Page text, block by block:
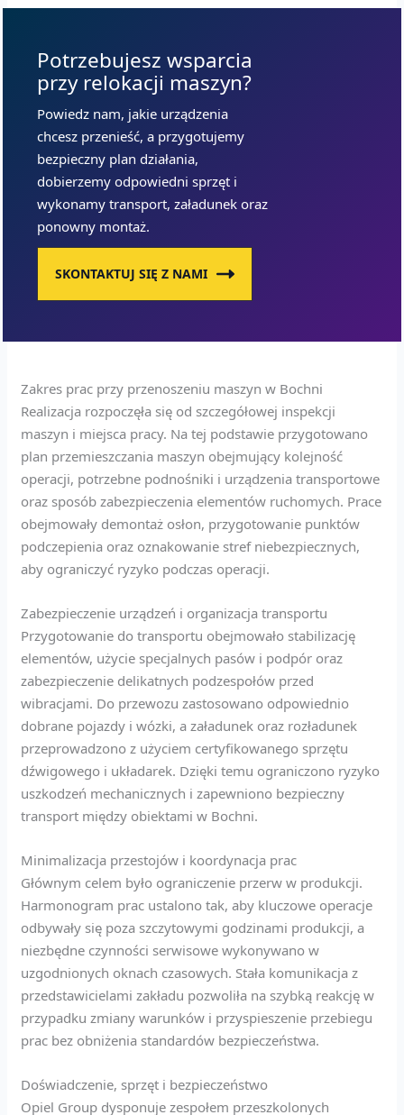
Potrzebujesz wsparcia
przy relokacji maszyn?
Powiedz nam, jakie urządzenia
chcesz przenieść, a przygotujemy
bezpieczny plan działania,
dobierzemy odpowiedni sprzęt i
wykonamy transport, załadunek oraz
ponowny montaż.
SKONTAKTUJ SIĘ Z NAMI
Zakres prac przy przenoszeniu maszyn w Bochni
Realizacja rozpoczęła się od szczegółowej inspekcji
maszyn i miejsca pracy. Na tej podstawie przygotowano
plan przemieszczania maszyn obejmujący kolejność
operacji, potrzebne podnośniki i urządzenia transportowe
oraz sposób zabezpieczenia elementów ruchomych. Prace
obejmowały demontaż osłon, przygotowanie punktów
podczepienia oraz oznakowanie stref niebezpiecznych,
aby ograniczyć ryzyko podczas operacji.
Zabezpieczenie urządzeń i organizacja transportu
Przygotowanie do transportu obejmowało stabilizację
elementów, użycie specjalnych pasów i podpór oraz
zabezpieczenie delikatnych podzespołów przed
wibracjami. Do przewozu zastosowano odpowiednio
dobrane pojazdy i wózki, a załadunek oraz rozładunek
przeprowadzono z użyciem certyfikowanego sprzętu
dźwigowego i układarek. Dzięki temu ograniczono ryzyko
uszkodzeń mechanicznych i zapewniono bezpieczny
transport między obiektami w Bochni.
Minimalizacja przestojów i koordynacja prac
Głównym celem było ograniczenie przerw w produkcji.
Harmonogram prac ustalono tak, aby kluczowe operacje
odbywały się poza szczytowymi godzinami produkcji, a
niezbędne czynności serwisowe wykonywano w
uzgodnionych oknach czasowych. Stała komunikacja z
przedstawicielami zakładu pozwoliła na szybką reakcję w
przypadku zmiany warunków i przyspieszenie przebiegu
prac bez obniżenia standardów bezpieczeństwa.
Doświadczenie, sprzęt i bezpieczeństwo
Opiel Group dysponuje zespołem przeszkolonych